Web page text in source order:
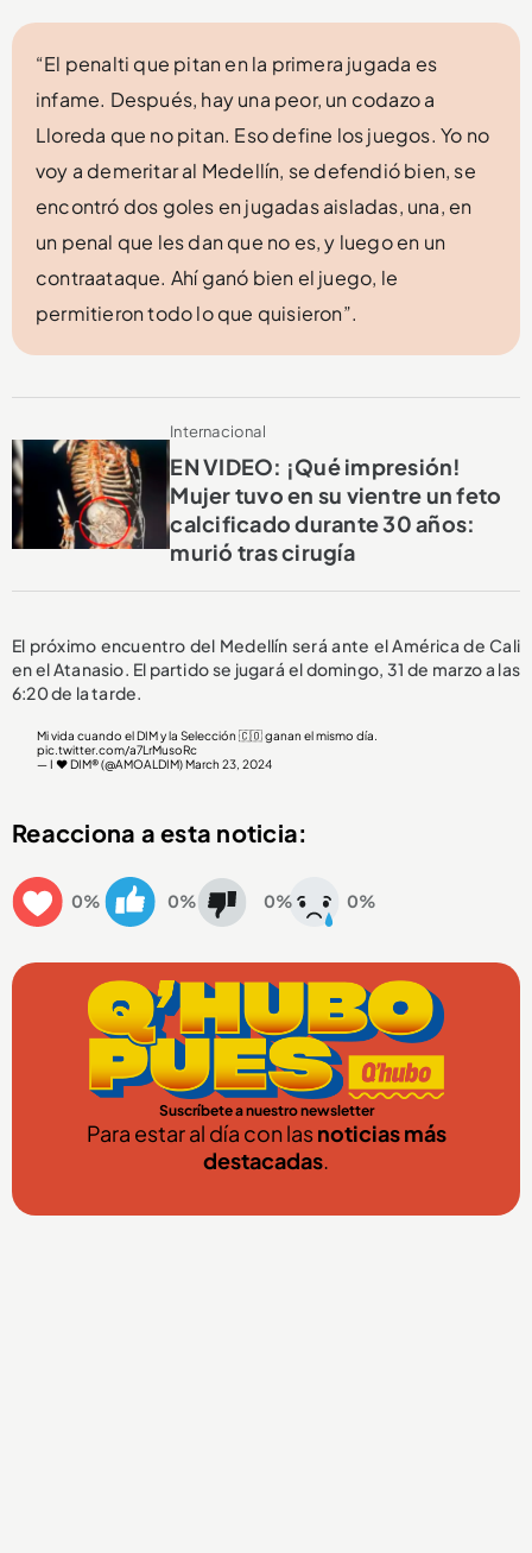
“El penalti que pitan en la primera jugada es
infame. Después, hay una peor, un codazo a
Lloreda que no pitan. Eso define los juegos. Yo no
voy a demeritar al Medellín, se defendió bien, se
encontró dos goles en jugadas aisladas, una, en
un penal que les dan que no es, y luego en un
contraataque. Ahí ganó bien el juego, le
permitieron todo lo que quisieron”.
Internacional
EN VIDEO: ¡Qué impresión!
Mujer tuvo en su vientre un feto
calcificado durante 30 años:
murió tras cirugía
El próximo encuentro del Medellín será ante el América de Cali
en el Atanasio. El partido se jugará el domingo, 31 de marzo a las
6:20 de la tarde.
Mi vida cuando el DIM y la Selección 🇨🇴 ganan el mismo día.
pic.twitter.com/a7LrMusoRc
— I ♥ DIM® (@AMOALDIM) March 23, 2024
Reacciona a esta noticia:
0% 0% 0% 0%
Suscríbete a nuestro newsletter
Para estar al día con lasnoticias más
destacadas.